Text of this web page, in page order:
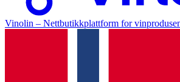
Vinolin – Nettbutikkplattform for